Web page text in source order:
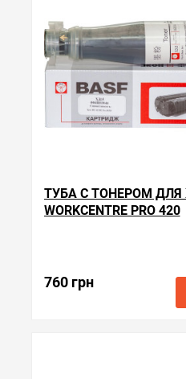
ТУБА С ТОНЕРОМ ДЛЯ
WORKCENTRE PRO 420
760 грнКод товара:
kt-